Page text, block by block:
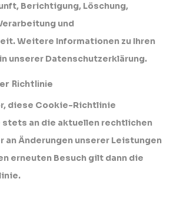
Berichtigung, Löschung,
und
Weitere Informationen zu Ihren
unserer Datenschutzerklärung.
Richtlinie
diese Cookie-Richtlinie
stets an die aktuellen rechtlichen
an Änderungen unserer Leistungen
erneuten Besuch gilt dann die